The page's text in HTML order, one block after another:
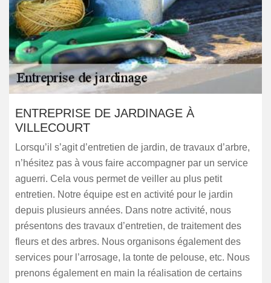
ENTREPRISE DE JARDINAGE À
VILLECOURT
Lorsqu’il s’agit d’entretien de jardin, de travaux d’arbre,
n’hésitez pas à vous faire accompagner par un service
aguerri. Cela vous permet de veiller au plus petit
entretien. Notre équipe est en activité pour le jardin
depuis plusieurs années. Dans notre activité, nous
présentons des travaux d’entretien, de traitement des
fleurs et des arbres. Nous organisons également des
services pour l’arrosage, la tonte de pelouse, etc. Nous
prenons également en main la réalisation de certains